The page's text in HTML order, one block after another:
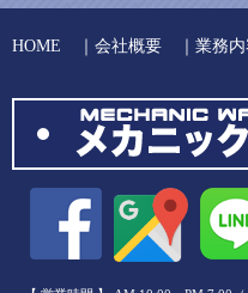
HOME 会社概要 業務内